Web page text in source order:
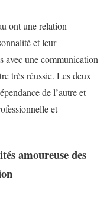
ont une relation
et leur
avec une communication
très réussie. Les deux
de l’autre et
et
amoureuse des